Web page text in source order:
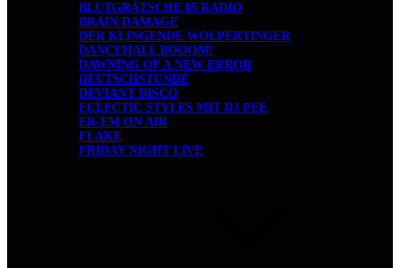
BLUTGRÄTSCHE 05 RADIO
BRAIN DAMAGE
DER KLINGENDE WOLPERTINGER
DANCEHALL BOOOM!
DAWNING OF A NEW ERROR
DEUTSCHSTUNDE
DEVIANT DISCO
ECLECTIC STYLES MIT DJ PEE
ER-EM ON AIR
FLAKE
FRIDAY NIGHT LIVE